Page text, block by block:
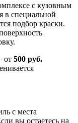
с кузовным
в специальной
подбор краски.
от 500 руб.
с места
вы остаетесь на